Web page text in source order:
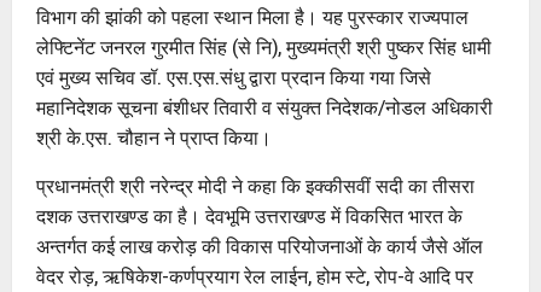
विभाग की झांकी को पहला स्थान मिला है। यह पुरस्कार राज्यपाल
लेफ्टिनेंट जनरल गुरमीत सिंह (से नि), मुख्यमंत्री श्री पुष्कर सिंह धामी
एवं मुख्य सचिव डॉ. एस.एस.संधु द्वारा प्रदान किया गया जिसे
महानिदेशक सूचना बंशीधर तिवारी व संयुक्त निदेशक/नोडल अधिकारी
श्री के.एस. चौहान ने प्राप्त किया।
प्रधानमंत्री श्री नरेन्द्र मोदी ने कहा कि इक्कीसवीं सदी का तीसरा
दशक उत्तराखण्ड का है। देवभूमि उत्तराखण्ड में विकसित भारत के
अन्तर्गत कई लाख करोड़ की विकास परियोजनाओं के कार्य जैसे ऑल
वेदर रोड़, ऋषिकेश-कर्णप्रयाग रेल लाईन, होम स्टे, रोप-वे आदि पर